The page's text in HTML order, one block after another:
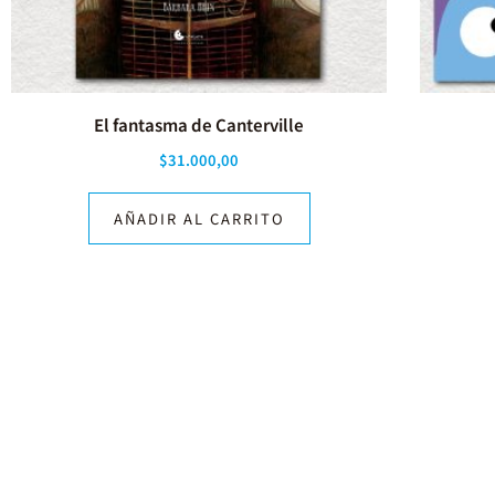
El fantasma de Canterville
$31.000,00
AÑADIR AL CARRITO